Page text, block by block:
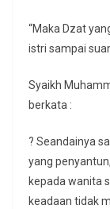
“Maka Dzat
istri sampai
Syaikh
berkata :
? Seandainya
yang
kepada wanita
keadaan tidak